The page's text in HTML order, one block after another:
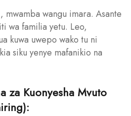
wangu imara. Asante
wa familia yetu. Leo,
kuwa uwepo wako tu ni
siku yenye mafanikio na
za Kuonyesha Mvuto